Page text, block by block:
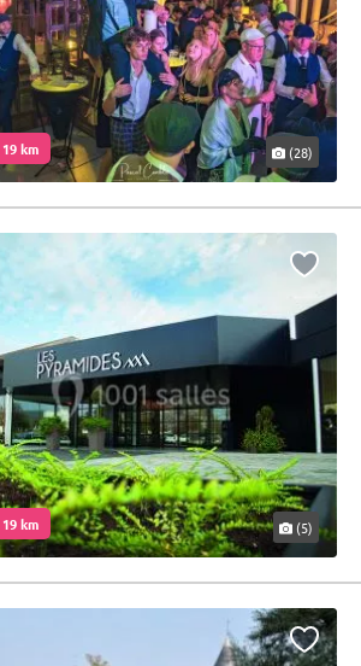
km (28)
km (5)